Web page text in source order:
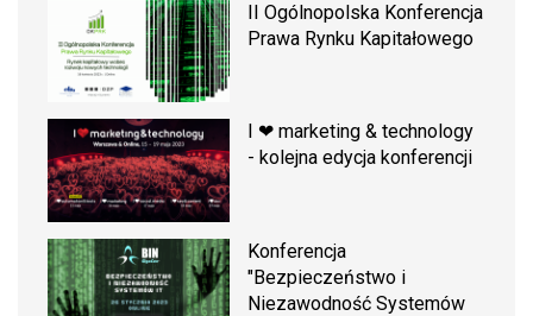
II Ogólnopolska Konferencja
Prawa Rynku Kapitałowego
I ❤ marketing & technology
- kolejna edycja konferencji
Konferencja
"Bezpieczeństwo i
Niezawodność Systemów